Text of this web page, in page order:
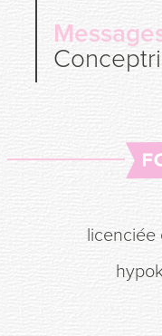
licenciée